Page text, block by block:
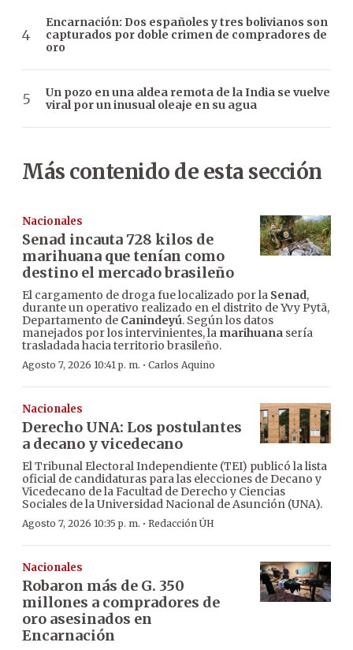
Encarnación: Dos españoles y tres bolivianos son
capturados por doble crimen de compradores de
oro
Un pozo en una aldea remota de la India se vuelve
viral por un inusual oleaje en su agua
Más contenido de esta sección
Nacionales
Senad incauta 728 kilos de
marihuana que tenían como
destino el mercado brasileño
El cargamento de droga fue localizado por la Senad,
durante un operativo realizado en el distrito de Yvy Pytã,
Departamento de Canindeyú. Según los datos
manejados por los intervinientes, la marihuana sería
trasladada hacia territorio brasileño.
Agosto 7, 2026 10:41 p. m. · Carlos Aquino
Nacionales
Derecho UNA: Los postulantes
a decano y vicedecano
El Tribunal Electoral Independiente (TEI) publicó la lista
oficial de candidaturas para las elecciones de Decano y
Vicedecano de la Facultad de Derecho y Ciencias
Sociales de la Universidad Nacional de Asunción (UNA).
Agosto 7, 2026 10:35 p. m. · Redacción ÚH
Nacionales
Robaron más de G. 350
millones a compradores de
oro asesinados en
Encarnación